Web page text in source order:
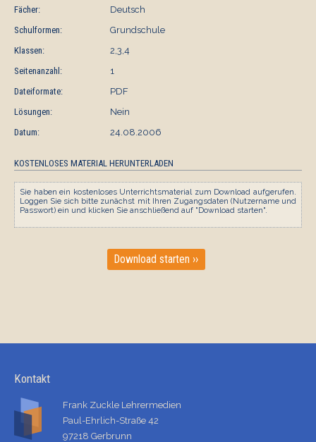
Fächer:
Deutsch
Schulformen:
Grundschule
Klassen:
2,3,4
Seitenanzahl:
1
Dateiformate:
PDF
Lösungen:
Nein
Datum:
24.08.2006
KOSTENLOSES MATERIAL HERUNTERLADEN
Sie haben ein kostenloses Unterrichtsmaterial zum Download aufgerufen.
Loggen Sie sich bitte zunächst mit Ihren Zugangsdaten (Nutzername und
Passwort) ein und klicken Sie anschließend auf "Download starten".
Download starten ››
Kontakt
Frank Zuckle Lehrermedien
Paul-Ehrlich-Straße 42
97218 Gerbrunn